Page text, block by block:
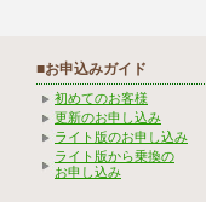
■お申込みガイド
初めてのお客様
更新のお申し込み
ライト版のお申し込み
ライト版から乗換の
お申し込み